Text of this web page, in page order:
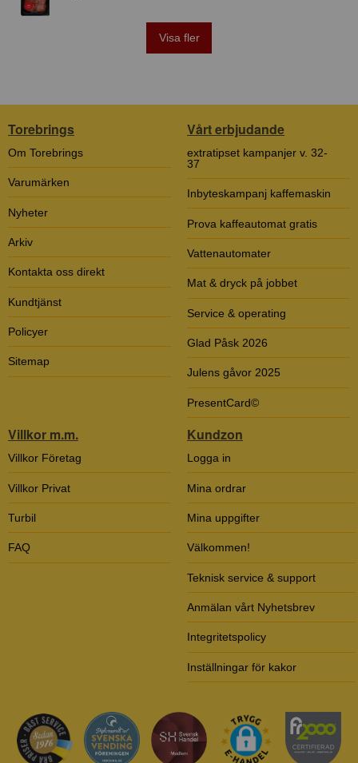
Visa fler
Torebrings
Om Torebrings
Varumärken
Nyheter
Arkiv
Kontakta oss direkt
Kundtjänst
Policyer
Sitemap
Vårt erbjudande
extratipset kampanjer v. 32-
37
Inbyteskampanj kaffemaskin
Prova kaffeautomat gratis
Vattenautomater
Mat & dryck på jobbet
Service & operating
Glad Påsk 2026
Julens gåvor 2025
PresentCard©
Villkor m.m.
Villkor Företag
Villkor Privat
Turbil
FAQ
Kundzon
Logga in
Mina ordrar
Mina uppgifter
Välkommen!
Teknisk service & support
Anmälan vårt Nyhetsbrev
Integritetspolicy
Inställningar för kakor